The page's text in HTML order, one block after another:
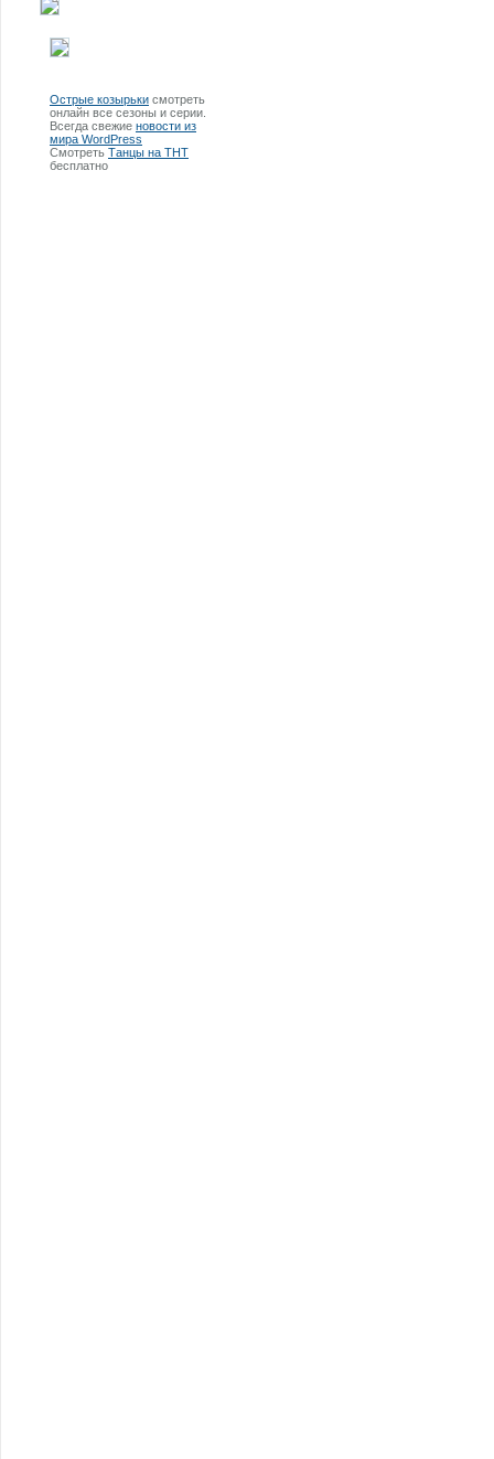
Острые козырьки смотреть
онлайн все сезоны и серии.
Всегда свежие новости из
мира WordPress
Смотреть Танцы на ТНТ
бесплатно